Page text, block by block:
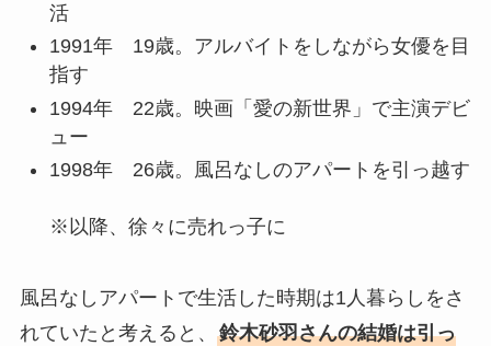
活
1991年 19歳。アルバイトをしながら女優を目
指す
1994年 22歳。映画「愛の新世界」で主演デビ
ュー
1998年 26歳。風呂なしのアパートを引っ越す
※以降、徐々に売れっ子に
風呂なしアパートで生活した時期は1人暮らしをさ
れていたと考えると、 鈴木砂羽さんの結婚は引っ